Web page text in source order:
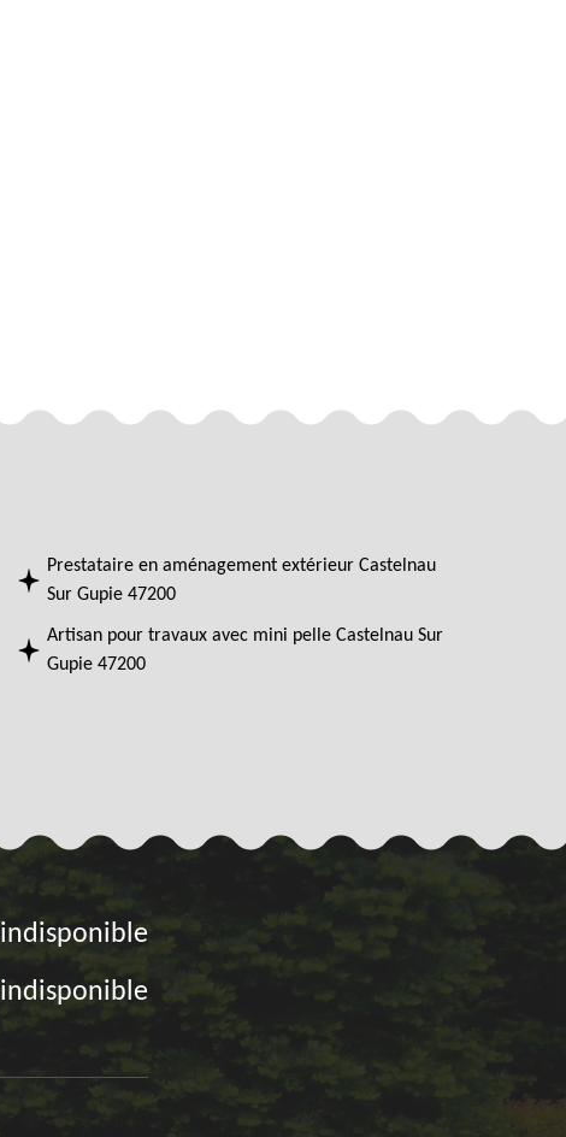
Prestataire en aménagement extérieur Castelnau
Sur Gupie 47200
Artisan pour travaux avec mini pelle Castelnau Sur
Gupie 47200
indisponible
indisponible